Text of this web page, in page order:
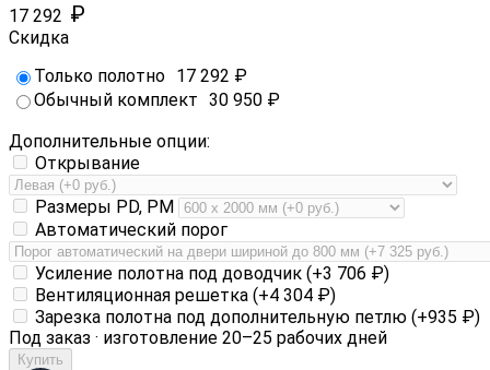
17 292 ₽
Скидка
Только полотно 17 292 ₽
Обычный комплект 30 950 ₽
Дополнительные опции:
Открывание
Размеры PD, PM
Автоматический порог
Усиление полотна под доводчик (+3 706 ₽)
Вентиляционная решетка (+4 304 ₽)
Зарезка полотна под дополнительную петлю (+935 ₽)
Под заказ · изготовление 20–25 рабочих дней
Купить